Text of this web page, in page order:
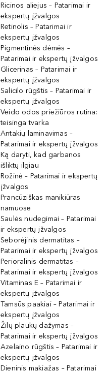
Ricinos aliejus – Patarimai ir
ekspertų įžvalgos
Retinolis – Patarimai ir
ekspertų įžvalgos
Pigmentinės dėmės –
Patarimai ir ekspertų įžvalgos
Glicerinas – Patarimai ir
ekspertų įžvalgos
Salicilo rūgštis – Patarimai ir
ekspertų įžvalgos
Veido odos priežiūros rutina:
teisinga tvarka
Antakių laminavimas –
Patarimai ir ekspertų įžvalgos
Ką daryti, kad garbanos
išliktų ilgiau
Rožinė – Patarimai ir ekspertų
įžvalgos
Prancūziškas manikiūras
namuose
Saulės nudegimai – Patarimai
ir ekspertų įžvalgos
Seborėjinis dermatitas –
Patarimai ir ekspertų įžvalgos
Perioralinis dermatitas –
Patarimai ir ekspertų įžvalgos
Vitaminas E – Patarimai ir
ekspertų įžvalgos
Tamsūs paakiai – Patarimai ir
ekspertų įžvalgos
Žilų plaukų dažymas –
Patarimai ir ekspertų įžvalgos
Azelaino rūgštis – Patarimai ir
ekspertų įžvalgos
Dieninis makiažas – Patarimai